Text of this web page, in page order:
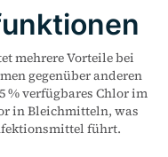
mehrere Vorteile bei
gegenüber anderen
% verfügbares Chlor im
in Bleichmitteln, was
führt.